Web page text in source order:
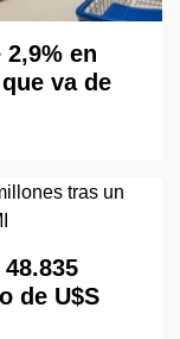
en
va de
de U$S